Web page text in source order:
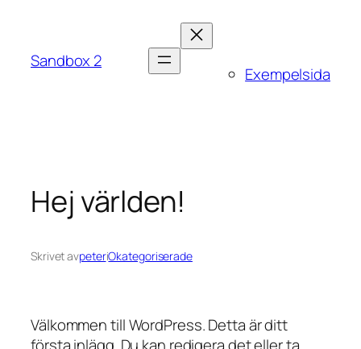
innehåll
Sandbox 2
Exempelsida
Hej världen!
Skrivet avpeteriOkategoriserade
Välkommen till WordPress. Detta är ditt